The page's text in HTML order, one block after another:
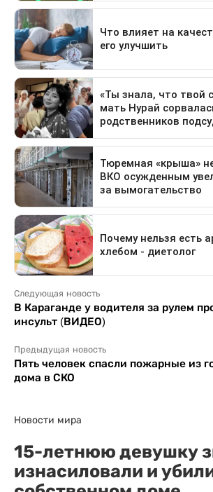
Следующая новость
В Караганде у водителя за рулем
инсульт (ВИДЕО)
Предыдущая новость
Пять человек спасли пожарные из
дома в СКО
Новости мира
15-летнюю девушку
изнасиловали и